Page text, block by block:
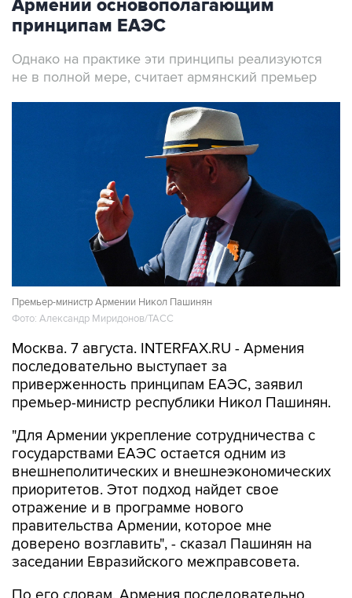
Армении основополагающим
принципам ЕАЭС
Однако на практике эти принципы реализуются
не в полной мере, считает армянский премьер
Премьер-министр Армении Никол Пашинян
Фото: Александр Миридонов/ТАСС
Москва. 7 августа. INTERFAX.RU - Армения
последовательно выступает за
приверженность принципам ЕАЭС, заявил
премьер-министр республики Никол Пашинян.
"Для Армении укрепление сотрудничества с
государствами ЕАЭС остается одним из
внешнеполитических и внешнеэкономических
приоритетов. Этот подход найдет свое
отражение и в программе нового
правительства Армении, которое мне
доверено возглавить", - сказал Пашинян на
заседании Евразийского межправсовета.